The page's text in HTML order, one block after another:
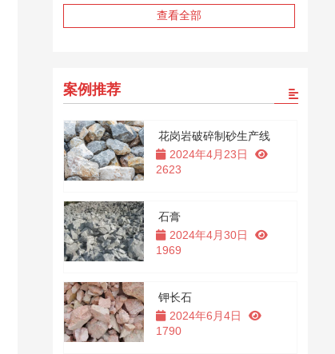
查看全部
案例推荐
花岗岩破碎制砂生产线
2024年4月23日
2623
石膏
2024年4月30日
1969
钾长石
2024年6月4日
1790